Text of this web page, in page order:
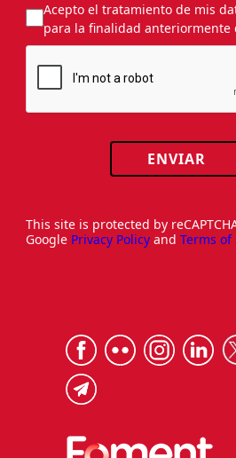
Acepto el tratamiento de mis
para la finalidad anteriormente
ENVIAR
This site is protected by
Google Privacy Policy and Terms of